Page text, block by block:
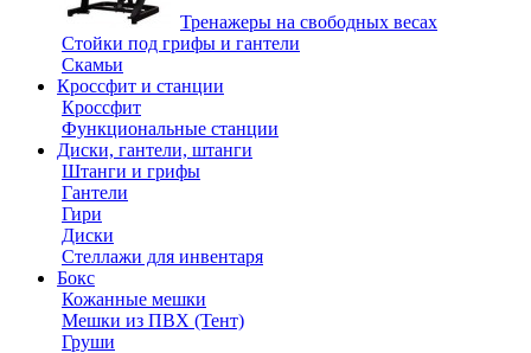
Тренажеры на свободных весах
Стойки под грифы и гантели
Скамьи
Кроссфит и станции
Кроссфит
Функциональные станции
Диски, гантели, штанги
Штанги и грифы
Гантели
Гири
Диски
Стеллажи для инвентаря
Бокс
Кожанные мешки
Мешки из ПВХ (Тент)
Груши